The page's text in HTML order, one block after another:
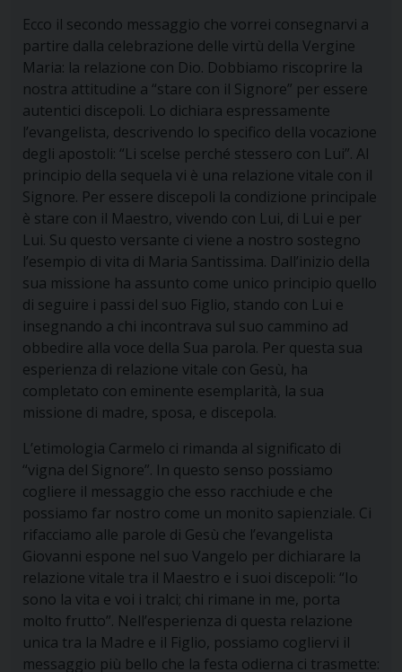
Ecco il secondo messaggio che vorrei consegnarvi a
partire dalla celebrazione delle virtù della Vergine
Maria: la relazione con Dio. Dobbiamo riscoprire la
nostra attitudine a “stare con il Signore” per essere
autentici discepoli. Lo dichiara espressamente
l’evangelista, descrivendo lo specifico della vocazione
degli apostoli: “Li scelse perché stessero con Lui”. Al
principio della sequela vi è una relazione vitale con il
Signore. Per essere discepoli la condizione principale
è stare con il Maestro, vivendo con Lui, di Lui e per
Lui. Su questo versante ci viene a nostro sostegno
l’esempio di vita di Maria Santissima. Dall’inizio della
sua missione ha assunto come unico principio quello
di seguire i passi del suo Figlio, stando con Lui e
insegnando a chi incontrava sul suo cammino ad
obbedire alla voce della Sua parola. Per questa sua
esperienza di relazione vitale con Gesù, ha
completato con eminente esemplarità, la sua
missione di madre, sposa, e discepola.
L’etimologia Carmelo ci rimanda al significato di
“vigna del Signore”. In questo senso possiamo
cogliere il messaggio che esso racchiude e che
possiamo far nostro come un monito sapienziale. Ci
rifacciamo alle parole di Gesù che l’evangelista
Giovanni espone nel suo Vangelo per dichiarare la
relazione vitale tra il Maestro e i suoi discepoli: “Io
sono la vita e voi i tralci; chi rimane in me, porta
molto frutto”. Nell’esperienza di questa relazione
unica tra la Madre e il Figlio, possiamo cogliervi il
messaggio più bello che la festa odierna ci trasmette: